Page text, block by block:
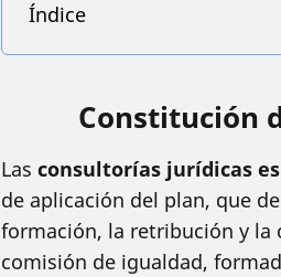
Índice
Constitución
Las consultorías jurídicas
de aplicación del plan, que
formación, la retribución y la
comisión de igualdad,